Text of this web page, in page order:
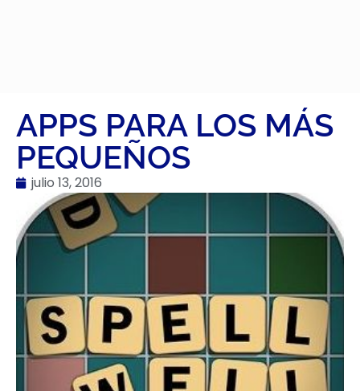
APPS PARA LOS MÁS
PEQUEÑOS
julio 13, 2016